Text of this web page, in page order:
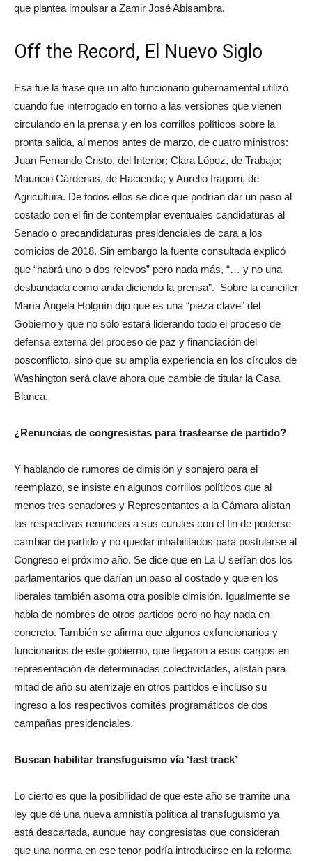
que plantea impulsar a Zamir José Abisambra.
Off the Record, El Nuevo Siglo
Esa fue la frase que un alto funcionario gubernamental utilizó
cuando fue interrogado en torno a las versiones que vienen
circulando en la prensa y en los corrillos políticos sobre la
pronta salida, al menos antes de marzo, de cuatro ministros:
Juan Fernando Cristo, del Interior; Clara López, de Trabajo;
Mauricio Cárdenas, de Hacienda; y Aurelio Iragorri, de
Agricultura. De todos ellos se dice que podrían dar un paso al
costado con el fin de contemplar eventuales candidaturas al
Senado o precandidaturas presidenciales de cara a los
comicios de 2018. Sin embargo la fuente consultada explicó
que “habrá uno o dos relevos” pero nada más, “… y no una
desbandada como anda diciendo la prensa”. Sobre la canciller
María Ángela Holguín dijo que es una “pieza clave” del
Gobierno y que no sólo estará liderando todo el proceso de
defensa externa del proceso de paz y financiación del
posconflicto, sino que su amplia experiencia en los círculos de
Washington será clave ahora que cambie de titular la Casa
Blanca.
¿Renuncias de congresistas para trastearse de partido?
Y hablando de rumores de dimisión y sonajero para el
reemplazo, se insiste en algunos corrillos políticos que al
menos tres senadores y Representantes a la Cámara alistan
las respectivas renuncias a sus curules con el fin de poderse
cambiar de partido y no quedar inhabilitados para postularse al
Congreso el próximo año. Se dice que en La U serían dos los
parlamentarios que darían un paso al costado y que en los
liberales también asoma otra posible dimisión. Igualmente se
habla de nombres de otros partidos pero no hay nada en
concreto. También se afirma que algunos exfuncionarios y
funcionarios de este gobierno, que llegaron a esos cargos en
representación de determinadas colectividades, alistan para
mitad de año su aterrizaje en otros partidos e incluso su
ingreso a los respectivos comités programáticos de dos
campañas presidenciales.
Buscan habilitar transfuguismo vía ‘fast track’
Lo cierto es que la posibilidad de que este año se tramite una
ley que dé una nueva amnistía política al transfuguismo ya
está descartada, aunque hay congresistas que consideran
que una norma en ese tenor podría introducirse en la reforma